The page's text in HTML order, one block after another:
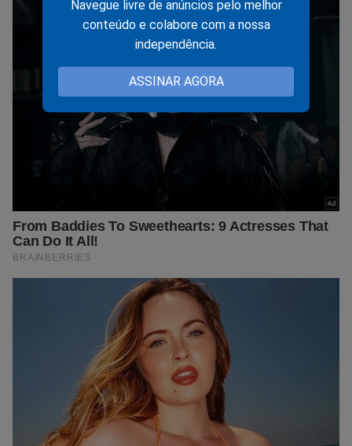
Navegue livre de anúncios pelo melhor
conteúdo e colabore com a nossa
independência.
ASSINAR AGORA